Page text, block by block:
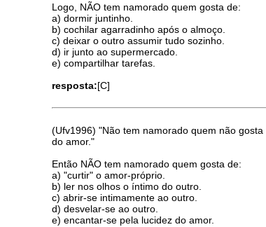
Logo, NÃO tem namorado quem gosta de:
a) dormir juntinho.
b) cochilar agarradinho após o almoço.
c) deixar o outro assumir tudo sozinho.
d) ir junto ao supermercado.
e) compartilhar tarefas.
resposta:[C]
(Ufv1996) "Não tem namorado quem não
do amor."
Então NÃO tem namorado quem gosta de:
a) "curtir" o amor-próprio.
b) ler nos olhos o íntimo do outro.
c) abrir-se intimamente ao outro.
d) desvelar-se ao outro.
e) encantar-se pela lucidez do amor.